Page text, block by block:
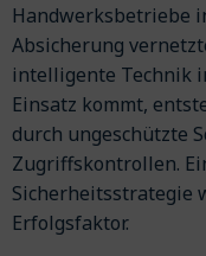
Handwerksbetriebe
Absicherung
intelligente Technik
Einsatz kommt,
durch ungeschützte
Zugriffskontrollen.
Sicherheitsstrategie
Erfolgsfaktor.